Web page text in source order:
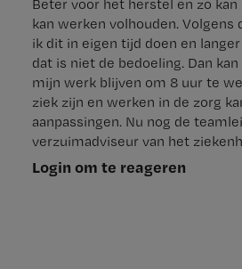
Beter voor het herstel en zo
kan werken volhouden.
ik dit in eigen tijd doen en
dat is niet de bedoeling. Dan
mijn werk blijven om 8 uur te
ziek zijn en werken in de zorg
aanpassingen. Nu nog de
verzuimadviseur van het
Login om te reageren